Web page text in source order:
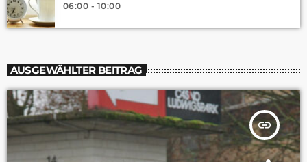
06:00 - 10:00
AUSGEWÄHLTER BEITRAG
insert_link